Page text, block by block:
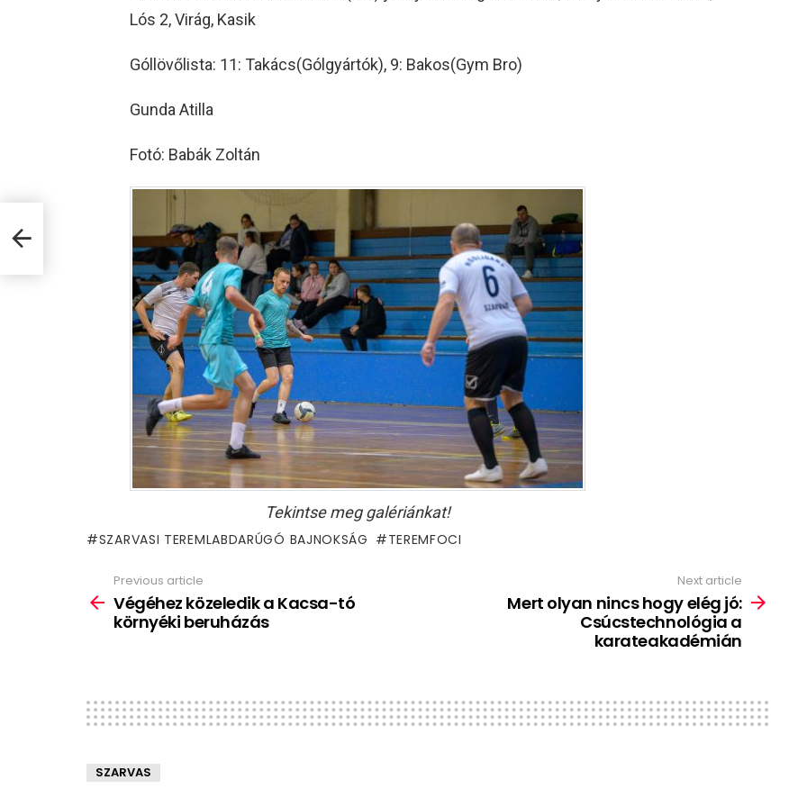
Lós 2, Virág, Kasik
Góllövőlista: 11: Takács(Gólgyártók), 9: Bakos(Gym Bro)
Gunda Atilla
Fotó: Babák Zoltán
Tekintse meg galériánkat!
SZARVASI TEREMLABDARÚGÓ BAJNOKSÁG TEREMFOCI
more
Previous article
Végéhez közeledik a Kacsa-tó
környéki beruházás
Next article
Mert olyan nincs hogy elég jó:
Csúcstechnológia a
karateakadémián
SZARVAS